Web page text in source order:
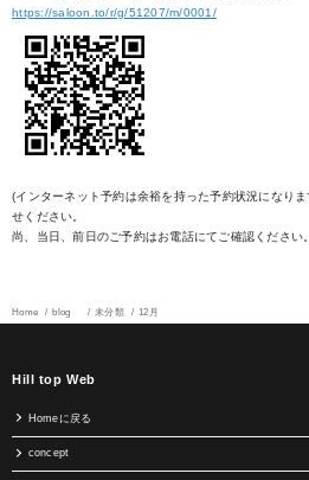
https://saloon.to/r/g/51207/m/0001/
(インターネット予約は余裕を持った予約状況になり
せください。
尚、当日、前日のご予約はお電話にてご確認ください
Home blog 未分類 12月
Hill top Web
Homeに戻る
concept